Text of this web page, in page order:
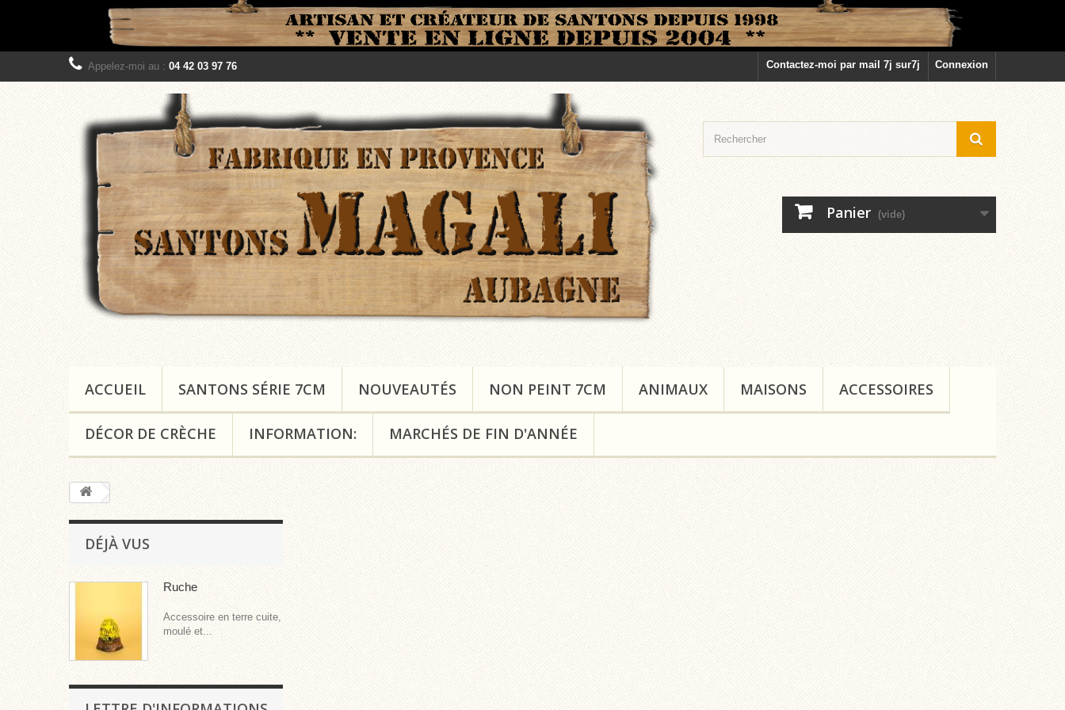
Connexion
Contactez-moi par mail 7j sur7j
Appelez-moi au : 04 42 03 97 76
Panier (vide)
ACCUEIL SANTONS SÉRIE 7CM NOUVEAUTÉS NON PEINT 7CM ANIMAUX MAISONS ACCESSOIRES
DÉCOR DE CRÈCHE INFORMATION: MARCHÉS DE FIN D'ANNÉE
DÉJÀ VUS
Ruche
Accessoire en terre cuite,
moulé et...